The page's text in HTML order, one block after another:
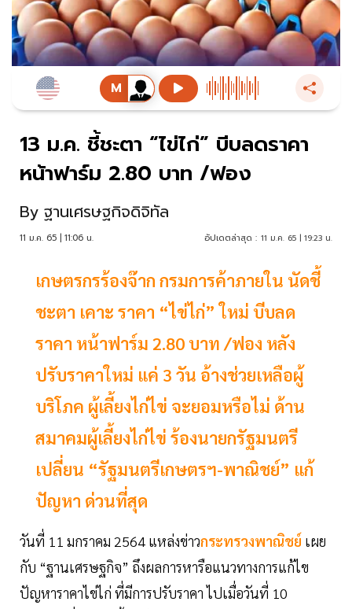
13 ม.ค. ชี้ชะตา “ไข่ไก่” บีบลดราคา
หน้าฟาร์ม 2.80 บาท /ฟอง
By ฐานเศรษฐกิจดิจิทัล
11 ม.ค. 65 | 11:06 น. อัปเดตล่าสุด : 11 ม.ค. 65 | 19:23 น.
เกษตรกรร้องจ๊าก กรมการค้าภายใน นัดชี้
ชะตา เคาะ ราคา “ไข่ไก่” ใหม่ บีบลด
ราคา หน้าฟาร์ม 2.80 บาท /ฟอง หลัง
ปรับราคาใหม่ แค่ 3 วัน อ้างช่วยเหลือผู้
บริโภค ผู้เลี้ยงไก่ไข่ จะยอมหรือไม่ ด้าน
สมาคมผู้เลี้ยงไก่ไข่ ร้องนายกรัฐมนตรี
เปลี่ยน “รัฐมนตรีเกษตรฯ-พาณิชย์” แก้
ปัญหา ด่วนที่สุด
วันที่ 11 มกราคม 2564 แหล่งข่าวกระทรวงพาณิชย์ เผย
กับ “ฐานเศรษฐกิจ” ถึงผลการหารือแนวทางการแก้ไข
ปัญหาราคาไข่ไก่ ที่มีการปรับราคา ไปเมื่อวันที่ 10